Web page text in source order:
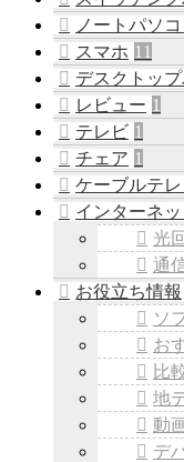
ノートパソ
スマホ 11
デスクトッ
レビュー 1
テレビ 1
チェア 1
ケーブルテ
インターネッ
光
通
お役立ち情報
ソ
お
比
地
動
デ